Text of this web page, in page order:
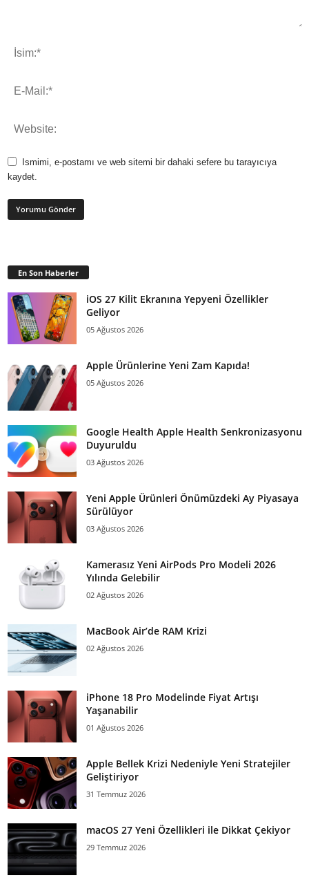
Ismimi, e-postamı ve web sitemi bir dahaki sefere bu tarayıcıya
kaydet.
En Son Haberler
iOS 27 Kilit Ekranına Yepyeni Özellikler
Geliyor
05 Ağustos 2026
Apple Ürünlerine Yeni Zam Kapıda!
05 Ağustos 2026
Google Health Apple Health Senkronizasyonu
Duyuruldu
03 Ağustos 2026
Yeni Apple Ürünleri Önümüzdeki Ay Piyasaya
Sürülüyor
03 Ağustos 2026
Kamerasız Yeni AirPods Pro Modeli 2026
Yılında Gelebilir
02 Ağustos 2026
MacBook Air’de RAM Krizi
02 Ağustos 2026
iPhone 18 Pro Modelinde Fiyat Artışı
Yaşanabilir
01 Ağustos 2026
Apple Bellek Krizi Nedeniyle Yeni Stratejiler
Geliştiriyor
31 Temmuz 2026
macOS 27 Yeni Özellikleri ile Dikkat Çekiyor
29 Temmuz 2026